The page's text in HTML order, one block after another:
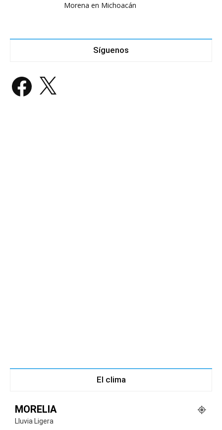
Morena en Michoacán
Síguenos
Facebook
El clima
MORELIA
Lluvia Ligera